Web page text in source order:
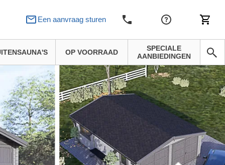
Een aanvraag sturen
OP VOORRAAD
SPECIALE
AANBIEDINGEN